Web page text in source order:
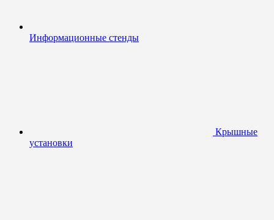
Информационные стенды
Крышные
установки